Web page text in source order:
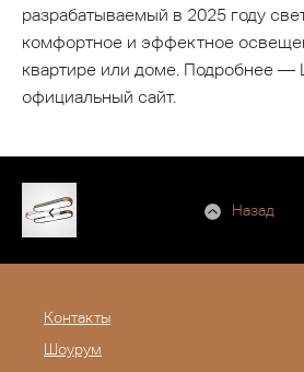
разрабатываемый в 2025 году
комфортное и эффектное
квартире или доме. Подробнее —
официальный сайт.
Назад
Контакты
Шоурум